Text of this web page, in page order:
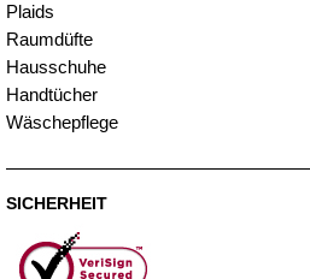
Plaids
Raumdüfte
Hausschuhe
Handtücher
Wäschepflege
SICHERHEIT